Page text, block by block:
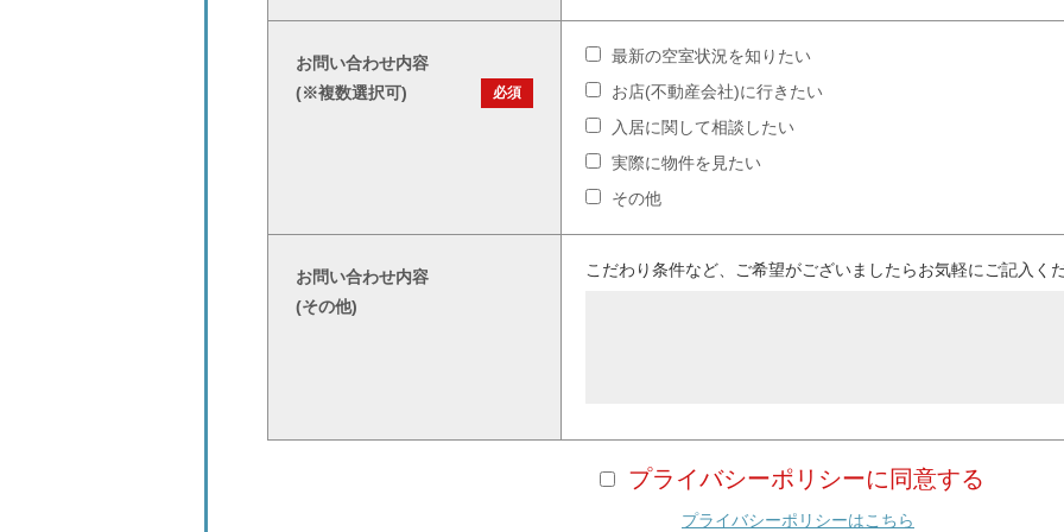
お問い合わせ内容
(※複数選択可)
必須
最新の空室状況を知りたい
お店(不動産会社)に行きたい
入居に関して相談したい
実際に物件を見たい
その他
お問い合わせ内容
(その他)
こだわり条件など、ご希望がございましたらお気軽にご記入く
プライバシーポリシーに同意する
プライバシーポリシーはこちら